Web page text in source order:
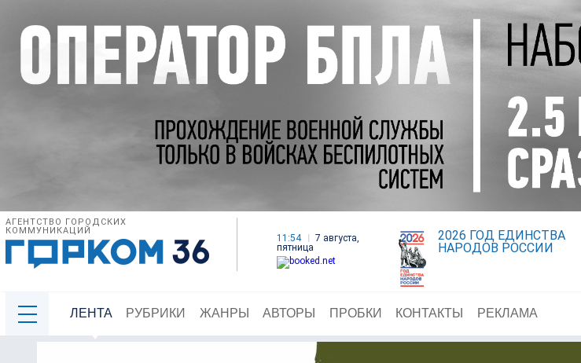
АГЕНТСТВО ГОРОДСКИХ
КОММУНИКАЦИЙ
11:54
7 августа,
пятница
2026 ГОД ЕДИНСТВА
НАРОДОВ РОССИИ
ЛЕНТА РУБРИКИ ЖАНРЫ АВТОРЫ ПРОБКИ КОНТАКТЫ РЕКЛАМА